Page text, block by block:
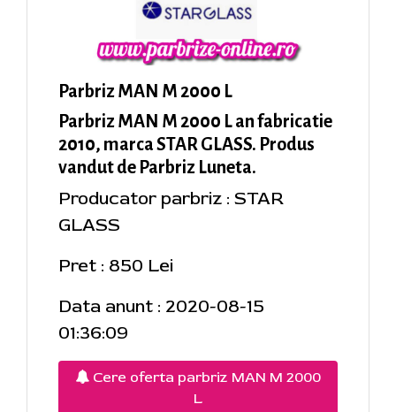
Parbriz MAN M 2000 L
Parbriz MAN M 2000 L an fabricatie
2010, marca STAR GLASS. Produs
vandut de Parbriz Luneta.
Producator parbriz : STAR
GLASS
Pret : 850 Lei
Data anunt : 2020-08-15
01:36:09
Cere oferta parbriz MAN M 2000
L